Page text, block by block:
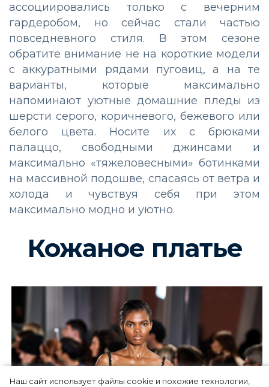
Наш сайт использует файлы cookie и похожие технологии,
ассоциировались только с вечерним
гардеробом, но сейчас стали частью
повседневного стиля. В этом сезоне
обратите внимание не на короткие модели
с аккуратными рядами пуговиц, а на те
варианты, которые максимально
напоминают уютные домашние пледы из
шерсти серого, коричневого, бежевого или
белого цвета. Носите их с брюками
палаццо, свободными джинсами и
максимально «тяжеловесными» ботинками
на массивной подошве, спасаясь от ветра и
холода и чувствуя себя при этом
максимально модно и уютно.
Кожаное платье